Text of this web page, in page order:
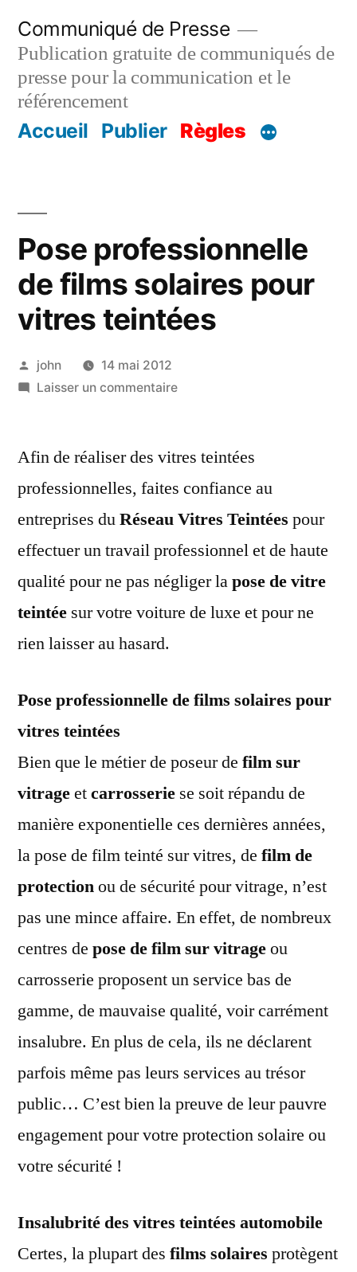
contenu
Communiqué de Presse
Publication gratuite de communiqués de
presse pour la communication et le
référencement
Accueil Publier Règles
Pose professionnelle
de films solaires pour
vitres teintées
Publié
par
john
14 mai 2012
Laisser un commentairesur
de
solaires
pour
vitres
Afin de réaliser des vitres teintées
professionnelles, faites confiance au
entreprises duRéseau Vitres Teintées pour
effectuer un travail professionnel et de haute
qualité pour ne pas négliger lapose de vitre
teintée sur votre voiture de luxe et pour ne
rien laisser au hasard.
Pose professionnelle de films solaires pour
vitres teintées
Bien que le métier de poseur de film sur
vitrageetcarrosserie se soit répandu de
manière exponentielle ces dernières années,
la pose de film teinté sur vitres, de film de
protectionou de sécurité pour vitrage, n’est
pas une mince affaire. En effet, de nombreux
centres de pose de film sur vitrageou
carrosserie proposent un service bas de
gamme, de mauvaise qualité, voir carrément
insalubre. En plus de cela, ils ne déclarent
parfois même pas leurs services au trésor
public… C’est bien la preuve de leur pauvre
engagement pour votre protection solaire ou
votre sécurité !
Insalubrité des vitres teintées automobile
Certes, la plupart des films solaires protègent